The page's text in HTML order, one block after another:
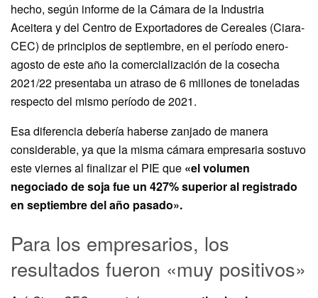
hecho, según informe de la Cámara de la Industria
Aceitera y del Centro de Exportadores de Cereales (Ciara-
CEC) de principios de septiembre, en el período enero-
agosto de este año la comercialización de la cosecha
2021/22 presentaba un atraso de 6 millones de toneladas
respecto del mismo período de 2021.
Esa diferencia debería haberse zanjado de manera
considerable, ya que la misma cámara empresaria sostuvo
este viernes al finalizar el PIE que «el volumen
negociado de soja fue un 427% superior al registrado
en septiembre del año pasado».
Para los empresarios, los
resultados fueron «muy positivos»